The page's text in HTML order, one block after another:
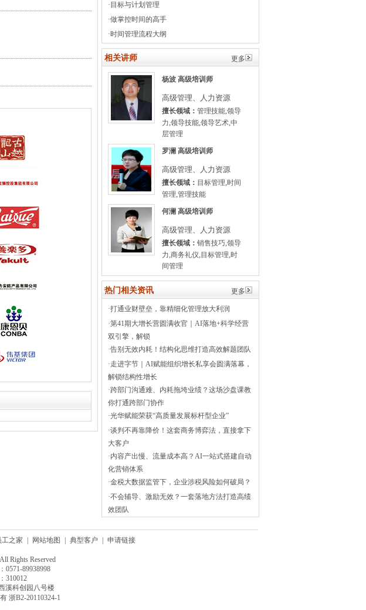
· 目标与计划管理
·做掌控时间的高手
·时间管理流程大纲
相关讲师 更多
杨波 高级培训师
高级管理、人力资源
擅长领域： 管理技能,领导
力,领导技能,领导艺术,中
层管理
罗澜 高级培训师
高级管理、人力资源
擅长领域： 目标管理,时间
管理,管理技能
何澜 高级培训师
高级管理、人力资源
擅长领域： 销售技巧,领导
力,商务礼仪,目标管理,时
间管理
热门相关资讯 更多
·打通业财壁垒，靠精细化管理放大利润
·第41期大增长营圆满收官｜AI落地+科学经营
双引擎，解锁
·告别无效内耗！结构化思维打造高效解题团队
·走进字节｜AI赋能组织增长私享会圆满落幕，
解锁结构性增长
·跨部门沟通难、内耗拖垮业绩？这场沙盘课教
你打通跨部门协作
·光华赋能荣获“高质量发展标杆型企业”
·谈判不再靠降价！这套商务博弈法，直接拿下
大客户
·内容产出慢、流量成本高？AI一站式搭建自动
化营销体系
·金税大数据监管下，企业涉税风险如何破局？
·不会辅导、激励无效？一套落地方法打造高绩
效团队
工之家 网站地图 典型客户 申请链接
Rights Reserved
0571-89938998
310012
溪科创园八号楼
浙B2-20110324-1